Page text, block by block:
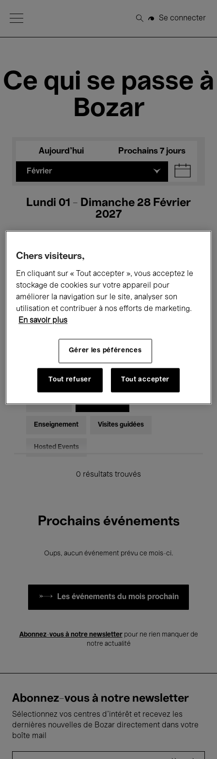
Open Menu
Rechercher
Se connecter
Ce qui se passe à
Bozar
Aujourd'hui Prochains 7 jours
Février
Lundi 01 - Dimanche 28 Février
2027
Tous les événements Concerts
Expositions Films Performances
Rencontres & Débats
Musique classique Global Music
Musique électronique
Pour tous Kids’ Palace
Enseignement Visites guidées
Hosted Events
0 résultats trouvés
Prochains événements
Oups, aucun événement prévu ce mois-ci.
Les événements du mois prochain
Abonnez-vous à notre newsletterpour ne rien manquer de
notre actualité
Abonnez-vous à notre newsletter
Sélectionnez vos centres d'intérêt et recevez les
dernières nouvelles de Bozar directement dans votre
boîte mail
Chers visiteurs,
En cliquant sur « Tout accepter », vous acceptez le
stockage de cookies sur votre appareil pour
améliorer la navigation sur le site, analyser son
utilisation et contribuer à nos efforts de marketing.
En savoir plus
Gérer les péférences
Tout refuser Tout accepter